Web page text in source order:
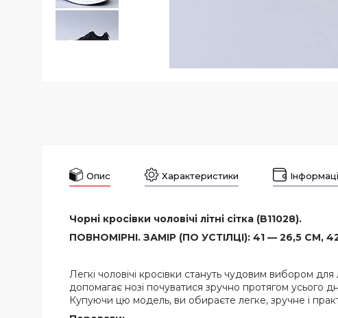
Опис Характеристики
Чорні кросівки чоловічі літні сітка (B11028).
ПОВНОМІРНІ. ЗАМІР (ПО УСТІЛЦІ): 41 — 26,5
Легкі чоловічі кросівки стануть чудовим вибором
допомагає нозі почуватися зручно протягом усього
Купуючи цю модель, ви обираєте легке, зручне і